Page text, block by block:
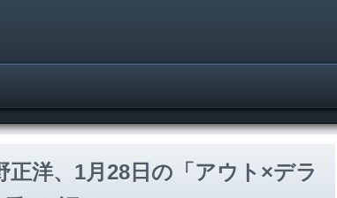
正洋、1月28日の「アウト×デラ